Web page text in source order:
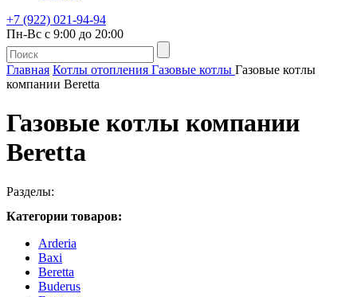
+7 (922) 021-94-94
Пн-Вс с 9:00 до 20:00
Главная Котлы отопления Газовые котлы Газовые котлы
компании Beretta
Газовые котлы компании
Beretta
Разделы:
Категории товаров:
Arderia
Baxi
Beretta
Buderus